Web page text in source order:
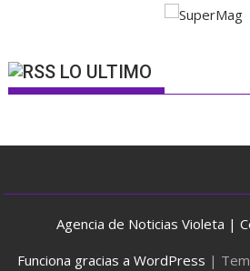
LO ULTIMO
Agencia de Noticias Violeta |
Funciona gracias a WordPress |